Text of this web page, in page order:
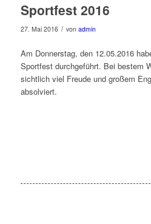
Sportfest 2016
27. Mai 2016 / von admin
Am Donnerstag, den 12.05.2016
Sportfest durchgeführt. Bei bestem
sichtlich viel Freude und großem
absolviert.